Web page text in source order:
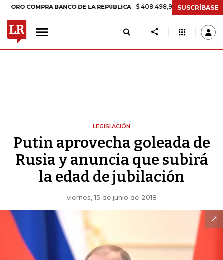
COMPRA BANCO DE LA REPÚBLICA $ 408.498,97 +$ 8.753,81 +2,19%
SUSCRÍBASE
LEGISLACIÓN
Putin aprovecha goleada de
Rusia y anuncia que subirá
la edad de jubilación
viernes, 15 de junio de 2018